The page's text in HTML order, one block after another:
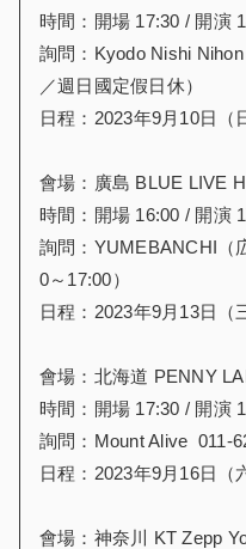
時間：開場 17:30 / 開演
詢問：Kyodo Nishi
／週日國定假日休）
日程：2023年9月10日（
會場：廣島 BLUE LIVE
時間：開場 16:00 / 開演
詢問：YUMEBANCHI（
0～17:00）
日程：2023年9月13日（
會場：北海道 PENNY
時間：開場 17:30 / 開演
詢問：Mount Alive 011-
日程：2023年9月16日（
會場：神奈川 KT Zepp